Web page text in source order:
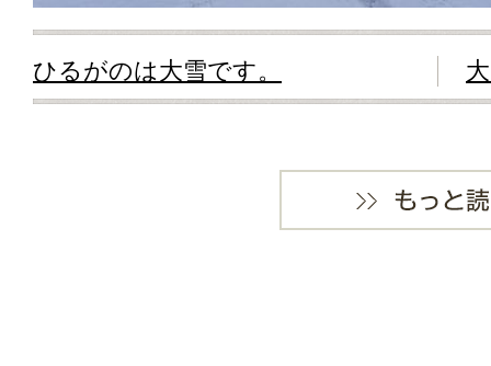
ひるがのは大雪です。